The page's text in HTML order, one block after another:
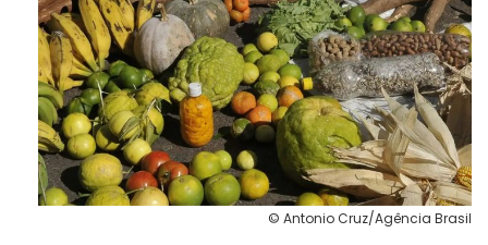
© Antonio Cruz/Agência Brasil